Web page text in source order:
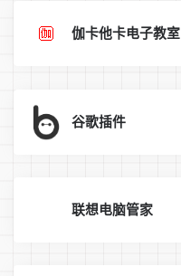
伽卡他卡电子教室
谷歌插件
联想电脑管家